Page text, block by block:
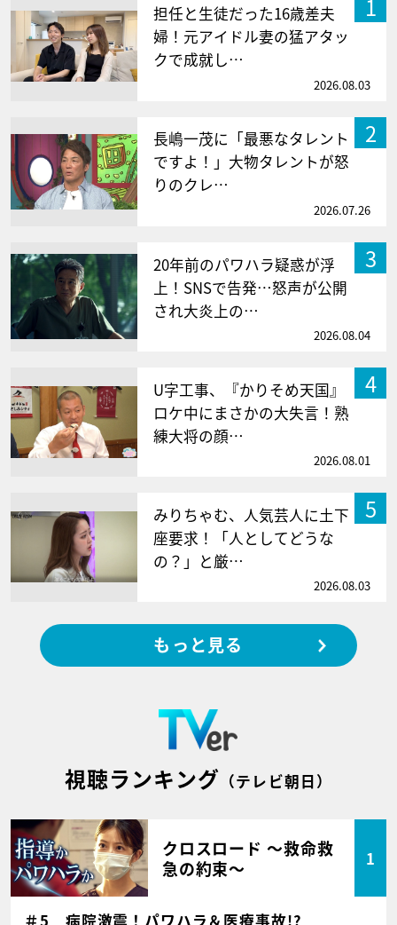
1
担任と生徒だった16歳差夫
婦！元アイドル妻の猛アタッ
クで成就し…
2026.08.03
2
長嶋一茂に「最悪なタレント
ですよ！」大物タレントが怒
りのクレ…
2026.07.26
3
20年前のパワハラ疑惑が浮
上！SNSで告発…怒声が公開
され大炎上の…
2026.08.04
4
U字工事、『かりそめ天国』
ロケ中にまさかの大失言！熟
練大将の顔…
2026.08.01
5
みりちゃむ、人気芸人に土下
座要求！「人としてどうな
の？」と厳…
2026.08.03
もっと見る
視聴ランキング （テレビ朝日）
クロスロード ～救命救
急の約束～
1
＃5 病院激震！パワハラ＆医療事故!?